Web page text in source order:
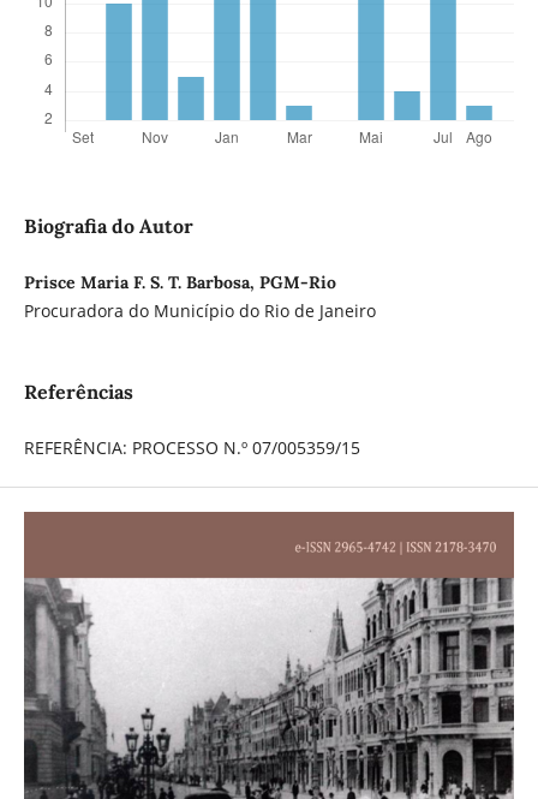
Biografia do Autor
Prisce Maria F. S. T. Barbosa, PGM-Rio
Procuradora do Município do Rio de Janeiro
Referências
REFERÊNCIA: PROCESSO N.º 07/005359/15